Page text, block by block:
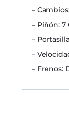
–
– Piñón: 7
–
–
– Frenos: